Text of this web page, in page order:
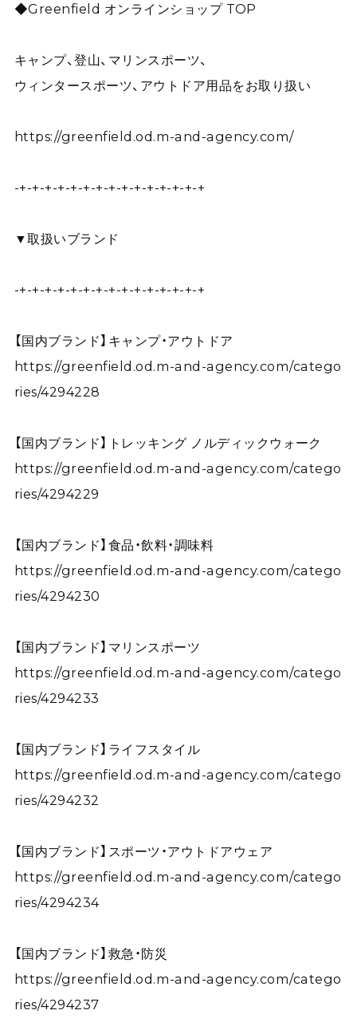
◆Greenfield オンラインショップ TOP
キャンプ、登山、マリンスポーツ、
ウィンタースポーツ、アウトドア用品をお取り扱い
https://greenfield.od.m-and-agency.com/
-+-+-+-+-+-+-+-+-+-+-+-+-+-+-+
▼取扱いブランド
-+-+-+-+-+-+-+-+-+-+-+-+-+-+-+
【国内ブランド】キャンプ・アウトドア
https://greenfield.od.m-and-agency.com/catego
ries/4294228
【国内ブランド】トレッキング ノルディックウォーク
https://greenfield.od.m-and-agency.com/catego
ries/4294229
【国内ブランド】食品・飲料・調味料
https://greenfield.od.m-and-agency.com/catego
ries/4294230
【国内ブランド】マリンスポーツ
https://greenfield.od.m-and-agency.com/catego
ries/4294233
【国内ブランド】ライフスタイル
https://greenfield.od.m-and-agency.com/catego
ries/4294232
【国内ブランド】スポーツ・アウトドアウェア
https://greenfield.od.m-and-agency.com/catego
ries/4294234
【国内ブランド】救急・防災
https://greenfield.od.m-and-agency.com/catego
ries/4294237